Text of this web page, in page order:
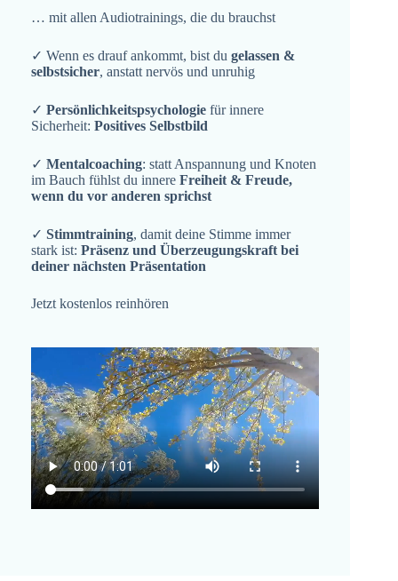
… mit allen Audiotrainings, die du brauchst
✓ Wenn es drauf ankommt, bist du gelassen &
selbstsicher, anstatt nervös und unruhig
✓ Persönlichkeitspsychologie für innere
Sicherheit: Positives Selbstbild
✓ Mentalcoaching: statt Anspannung und Knoten
im Bauch fühlst du innere Freiheit & Freude,
wenn du vor anderen sprichst
✓ Stimmtraining, damit deine Stimme immer
stark ist: Präsenz und Überzeugungskraft bei
deiner nächsten Präsentation
Jetzt kostenlos reinhören